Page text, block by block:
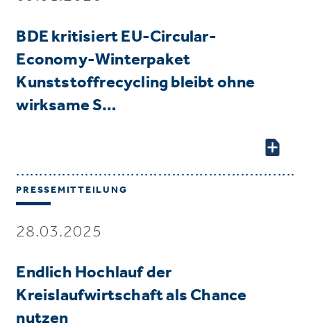
BDE kritisiert EU-Circular-
Economy-Winterpaket
Kunststoffrecycling bleibt ohne
wirksame S…
PRESSEMITTEILUNG
28.03.2025
Endlich Hochlauf der
Kreislaufwirtschaft als Chance
nutzen